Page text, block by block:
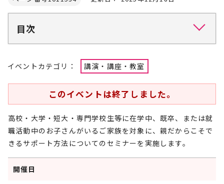
目次
イベントカテゴリ： 講演・講座・教室
このイベントは終了しました。
高校・大学・短大・専門学校生等に在学中、既卒、または就
職活動中のお子さんがいるご家族を対象に、親だからこそで
きるサポート方法についてのセミナーを実施します。
開催日